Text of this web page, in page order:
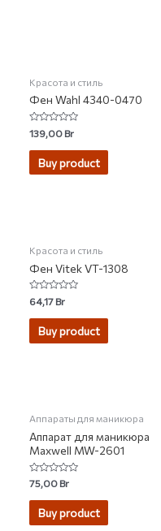
Красота и стиль
Фен Wahl 4340-0470
Rated
0
out
139,00Br
Buy product
Красота и стиль
Фен Vitek VT-1308
Rated
0
out
64,17Br
Buy product
Аппараты для маникюра
Аппарат для маникюра
Maxwell MW-2601
Rated
0
out
75,00Br
Buy product